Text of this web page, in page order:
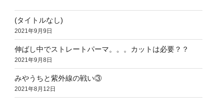
(タイトルなし)
2021年9月9日
伸ばし中でストレートパーマ。。。カットは必要？？
2021年9月8日
みやうちと紫外線の戦い③
2021年8月12日